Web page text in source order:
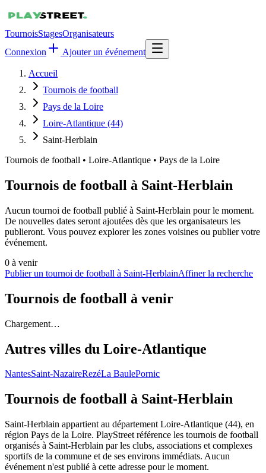
TournoisStagesOrganisateurs
Connexion
Ajouter un événement
Accueil
Tournois de football
Pays de la Loire
Loire-Atlantique (44)
Saint-Herblain
Tournois de football • Loire-Atlantique • Pays de la Loire
Tournois de football à Saint-Herblain
Aucun tournoi de football publié à Saint-Herblain pour le moment.
De nouvelles dates seront ajoutées dès que les organisateurs les
publieront. Vous pouvez explorer les zones voisines ou publier votre
événement.
0 à venir
Publier un tournoi de football à Saint-HerblainAffiner la recherche
Tournois de football à venir
Chargement…
Autres villes du Loire-Atlantique
NantesSaint-NazaireRezéLa BaulePornic
Tournois de football à Saint-Herblain
Saint-Herblain appartient au département Loire-Atlantique (44), en
région Pays de la Loire. PlayStreet référence les tournois de football
organisés à Saint-Herblain par les clubs, associations et complexes
sportifs de la commune et de ses environs immédiats. Aucun
événement n'est publié à cette adresse pour le moment.